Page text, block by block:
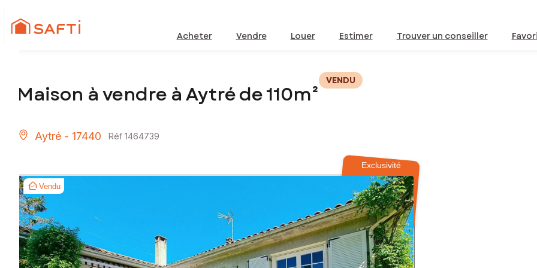
Acheter Vendre Louer Estimer Trouver un conseiller
Maison à vendre à Aytré de 110m²
VENDU
Aytré - 17440 Réf 1464739
Exclusivité
Vendu